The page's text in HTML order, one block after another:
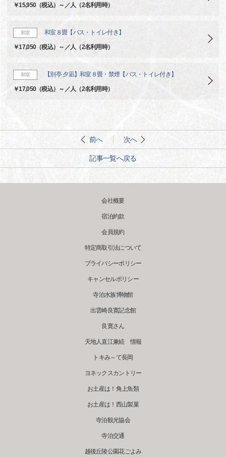
￥15,950（税込）～／人（2名利用時）
和室 和室８畳【バス・トイレ付き】
￥17,050（税込）～／人（2名利用時）
和室 【別亭 夕凪】和室８畳・禁煙【バス・トイレ付き】
￥17,050（税込）～／人（2名利用時）
前へ 次へ
記事一覧へ戻る
会社概要
宿泊約款
会員規約
特定商取引法について
プライバシーポリシー
キャンセルポリシー
寺泊水族博物館
出雲崎良寛記念館
良寛さん
天地人直江兼続 情報
トキみ～て長岡
ヨネックスカントリー
お土産は！角上魚類
お土産は！西山製菓
寺泊観光協会
寺泊交通
越後丘陵公園花ごよみ